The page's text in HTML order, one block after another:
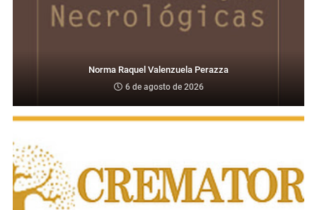
Norma Raquel Valenzuela Perazza
6 de agosto de 2026